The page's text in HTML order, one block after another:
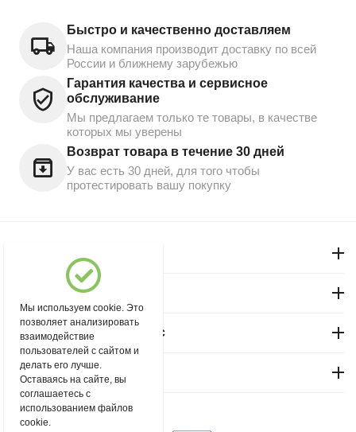
Быстро и качественно доставляем
Наша компания производит доставку по всей
России и ближнему зарубежью
Гарантия качества и сервисное
обслуживание
Мы предлагаем только те товары, в качестве
которых мы уверены
Возврат товара в течение 30 дней
У вас есть 30 дней, для того чтобы
протестировать вашу покупку
Магазин "Северный"
Покупательский сервис
Контакты
© 2004 - 2026 msever.ru.
Мы используем cookie. Это
позволяет анализировать
взаимодействие
пользователей с сайтом и
делать его лучше.
Оставаясь на сайте, вы
соглашаетесь с
использованием файлов
cookie.